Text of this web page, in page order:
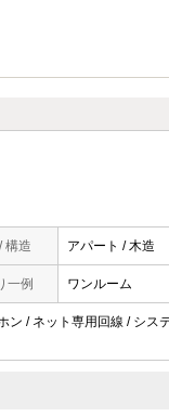
構造 アパート / 木造
一例 ワンルーム
/ ネット専用回線 / シス